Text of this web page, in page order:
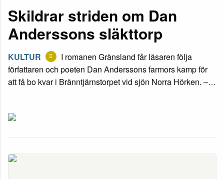
Skildrar striden om Dan
Anderssons släkttorp
KULTUR
I romanen Gränsland får läsaren följa
författaren och poeten Dan Anderssons farmors kamp för
att få bo kvar i Bränntjärnstorpet vid sjön Norra Hörken. –…